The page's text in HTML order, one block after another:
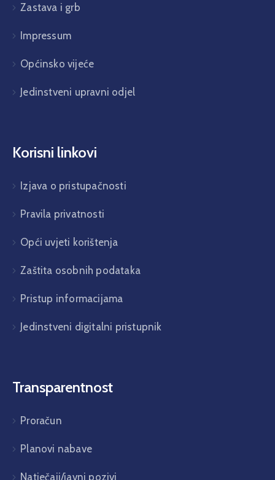
Zastava i grb
Impressum
Općinsko vijeće
Jedinstveni upravni odjel
Korisni linkovi
Izjava o pristupačnosti
Pravila privatnosti
Opći uvjeti korištenja
Zaštita osobnih podataka
Pristup informacijama
Jedinstveni digitalni pristupnik
Transparentnost
Proračun
Planovi nabave
Natječaji/javni pozivi